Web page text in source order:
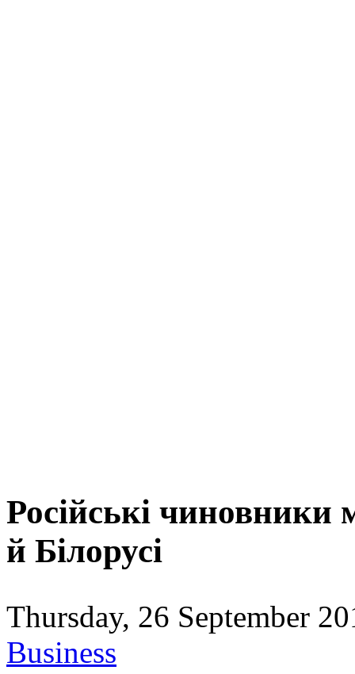
Російські чиновники
й Білорусі
Thursday, 26 September
Business